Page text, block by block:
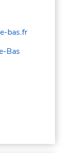
bas.fr
Bas